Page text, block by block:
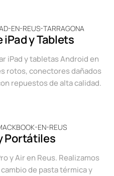
y Tablets
iPad y tabletas Android en
rotos, conectores dañados
repuestos de alta calidad.
Portátiles
y Air en Reus. Realizamos
de pasta térmica y